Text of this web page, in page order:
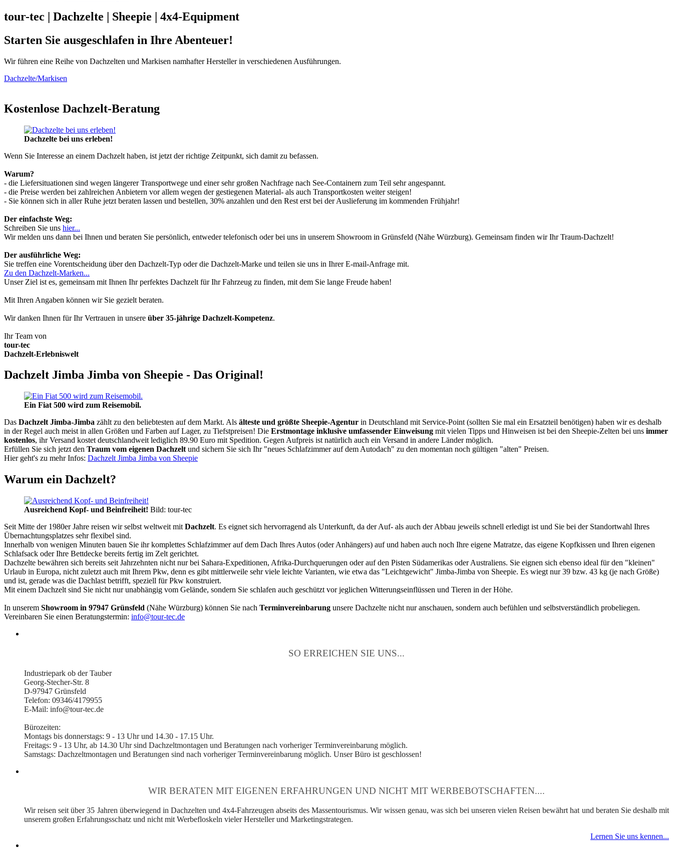
tour-tec | Dachzelte | Sheepie | 4x4-Equipment
Starten Sie ausgeschlafen in Ihre Abenteuer!
Wir führen eine Reihe von Dachzelten und Markisen namhafter Hersteller in verschiedenen Ausführungen.
Dachzelte/Markisen
Kostenlose Dachzelt-Beratung
Dachzelte bei uns erleben!
Wenn Sie Interesse an einem Dachzelt haben, ist jetzt der richtige Zeitpunkt, sich damit zu befassen.
Warum?
- die Liefersituationen sind wegen längerer Transportwege und einer sehr großen Nachfrage nach See-Containern zum Teil sehr angespannt.
- die Preise werden bei zahlreichen Anbietern vor allem wegen der gestiegenen Material- als auch Transportkosten weiter steigen!
- Sie können sich in aller Ruhe jetzt beraten lassen und bestellen, 30% anzahlen und den Rest erst bei der Auslieferung im kommenden Frühjahr!
Der einfachste Weg:
Schreiben Sie uns hier...
Wir melden uns dann bei Ihnen und beraten Sie persönlich, entweder telefonisch oder bei uns in unserem Showroom in Grünsfeld (Nähe Würzburg). Gemeinsam finden wir Ihr Traum-Dachzelt!
Der ausführliche Weg:
Sie treffen eine Vorentscheidung über den Dachzelt-Typ oder die Dachzelt-Marke und teilen sie uns in Ihrer E-mail-Anfrage mit.
Zu den Dachzelt-Marken...
Unser Ziel ist es, gemeinsam mit Ihnen Ihr perfektes Dachzelt für Ihr Fahrzeug zu finden, mit dem Sie lange Freude haben!
Mit Ihren Angaben können wir Sie gezielt beraten.
Wir danken Ihnen für Ihr Vertrauen in unsere über 35-jährige Dachzelt-Kompetenz.
Ihr Team von
tour-tec
Dachzelt-Erlebniswelt
Dachzelt Jimba Jimba von Sheepie - Das Original!
Ein Fiat 500 wird zum Reisemobil.
Das Dachzelt Jimba-Jimba zählt zu den beliebtesten auf dem Markt. Als älteste und größte Sheepie-Agentur in Deutschland mit Service-Point (sollten Sie mal ein Ersatzteil benötigen) haben wir es deshalb
in der Regel auch meist in allen Größen und Farben auf Lager, zu Tiefstpreisen! Die Erstmontage inklusive umfassender Einweisung mit vielen Tipps und Hinweisen ist bei den Sheepie-Zelten bei uns immer
kostenlos, ihr Versand kostet deutschlandweit lediglich 89.90 Euro mit Spedition. Gegen Aufpreis ist natürlich auch ein Versand in andere Länder möglich.
Erfüllen Sie sich jetzt den Traum vom eigenen Dachzelt und sichern Sie sich Ihr "neues Schlafzimmer auf dem Autodach" zu den momentan noch gültigen "alten" Preisen.
Hier geht's zu mehr Infos: Dachzelt Jimba Jimba von Sheepie
Warum ein Dachzelt?
Ausreichend Kopf- und Beinfreiheit! Bild: tour-tec
Seit Mitte der 1980er Jahre reisen wir selbst weltweit mit Dachzelt. Es eignet sich hervorragend als Unterkunft, da der Auf- als auch der Abbau jeweils schnell erledigt ist und Sie bei der Standortwahl Ihres
Übernachtungsplatzes sehr flexibel sind.
Innerhalb von wenigen Minuten bauen Sie ihr komplettes Schlafzimmer auf dem Dach Ihres Autos (oder Anhängers) auf und haben auch noch Ihre eigene Matratze, das eigene Kopfkissen und Ihren eigenen
Schlafsack oder Ihre Bettdecke bereits fertig im Zelt gerichtet.
Dachzelte bewähren sich bereits seit Jahrzehnten nicht nur bei Sahara-Expeditionen, Afrika-Durchquerungen oder auf den Pisten Südamerikas oder Australiens. Sie eignen sich ebenso ideal für den "kleinen"
Urlaub in Europa, nicht zuletzt auch mit Ihrem Pkw, denn es gibt mittlerweile sehr viele leichte Varianten, wie etwa das "Leichtgewicht" Jimba-Jimba von Sheepie. Es wiegt nur 39 bzw. 43 kg (je nach Größe)
und ist, gerade was die Dachlast betrifft, speziell für Pkw konstruiert.
Mit einem Dachzelt sind Sie nicht nur unabhängig vom Gelände, sondern Sie schlafen auch geschützt vor jeglichen Witterungseinflüssen und Tieren in der Höhe.
In unserem Showroom in 97947 Grünsfeld (Nähe Würzburg) können Sie nach Terminvereinbarung unsere Dachzelte nicht nur anschauen, sondern auch befühlen und selbstverständlich probeliegen.
Vereinbaren Sie einen Beratungstermin: info@tour-tec.de
SO ERREICHEN SIE UNS...
Industriepark ob der Tauber
Georg-Stecher-Str. 8
D-97947 Grünsfeld
Telefon: 09346/4179955
E-Mail: info@tour-tec.de
Bürozeiten:
Montags bis donnerstags: 9 - 13 Uhr und 14.30 - 17.15 Uhr.
Freitags: 9 - 13 Uhr, ab 14.30 Uhr sind Dachzeltmontagen und Beratungen nach vorheriger Terminvereinbarung möglich.
Samstags: Dachzeltmontagen und Beratungen sind nach vorheriger Terminvereinbarung möglich. Unser Büro ist geschlossen!
WIR BERATEN MIT EIGENEN ERFAHRUNGEN UND NICHT MIT WERBEBOTSCHAFTEN....
Wir reisen seit über 35 Jahren überwiegend in Dachzelten und 4x4-Fahrzeugen abseits des Massentourismus. Wir wissen genau, was sich bei unseren vielen Reisen bewährt hat und beraten Sie deshalb mit
unserem großen Erfahrungsschatz und nicht mit Werbefloskeln vieler Hersteller und Marketingstrategen.
Lernen Sie uns kennen...